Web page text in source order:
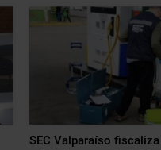
SEC Valparaíso